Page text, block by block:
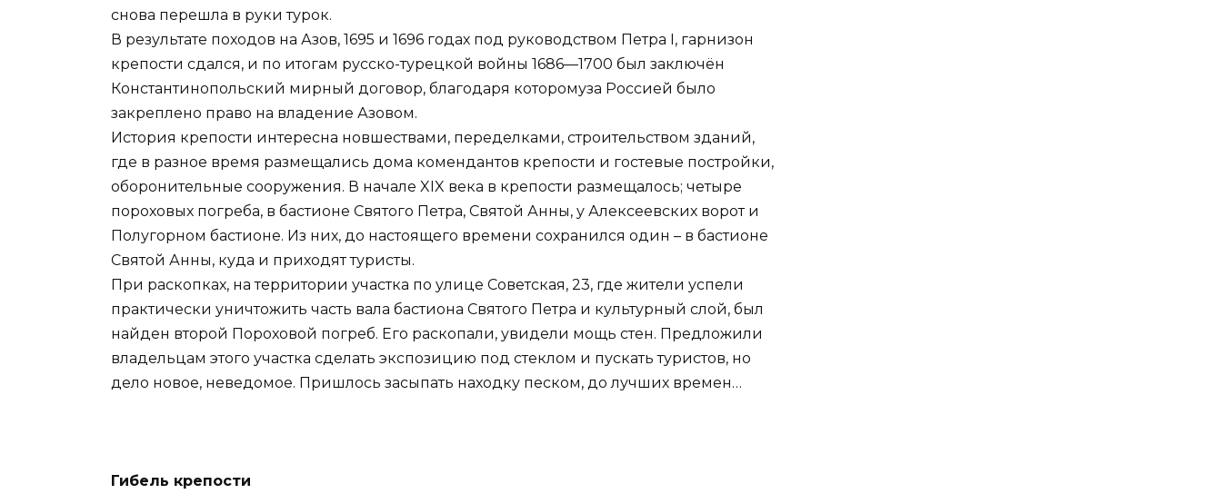
снова перешла в руки турок.
В результате походов на Азов, 1695 и 1696 годах под руководством Петра I, гарнизон
крепости сдался, и по итогам русско-турецкой войны 1686—1700 был заключён
Константинопольский мирный договор, благодаря которомуза Россией было
закреплено право на владение Азовом.
История крепости интересна новшествами, переделками, строительством зданий,
где в разное время размещались дома комендантов крепости и гостевые постройки,
оборонительные сооружения. В начале XIX века в крепости размещалось; четыре
пороховых погреба, в бастионе Святого Петра, Святой Анны, у Алексеевских ворот и
Полугорном бастионе. Из них, до настоящего времени сохранился один – в бастионе
Святой Анны, куда и приходят туристы.
При раскопках, на территории участка по улице Советская, 23, где жители успели
практически уничтожить часть вала бастиона Святого Петра и культурный слой, был
найден второй Пороховой погреб. Его раскопали, увидели мощь стен. Предложили
владельцам этого участка сделать экспозицию под стеклом и пускать туристов, но
дело новое, неведомое. Пришлось засыпать находку песком, до лучших времен…
Гибель крепости